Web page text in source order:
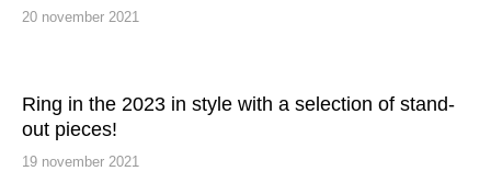
20 november 2021
Ring in the 2023 in style with a selection of stand-
out pieces!
19 november 2021